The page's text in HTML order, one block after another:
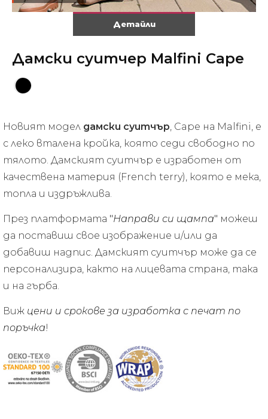
Детайли
Дамски суитчер Malfini Cape
Новият модел дамски суитчър, Cape на Malfini, е
с леко вталена кройка, която седи свободно по
тялото. Дамският суитчър е изработен от
качествена материя (French terry), която е мека,
топла и издръжлива.
През платформата "Направи си щампа" можеш
да поставиш свое изображение и/или да
добавиш надпис. Дамският суитчър може да се
персонализира, както на лицевата страна, така
и на гърба.
Виж цени и срокове за изработка с печат по
поръчка!